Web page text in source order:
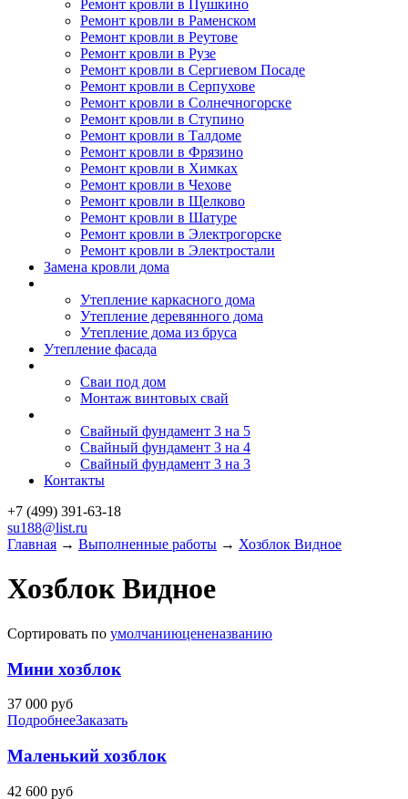
Ремонт кровли в Пушкино
Ремонт кровли в Раменском
Ремонт кровли в Реутове
Ремонт кровли в Рузе
Ремонт кровли в Сергиевом Посаде
Ремонт кровли в Серпухове
Ремонт кровли в Солнечногорске
Ремонт кровли в Ступино
Ремонт кровли в Талдоме
Ремонт кровли в Фрязино
Ремонт кровли в Химках
Ремонт кровли в Чехове
Ремонт кровли в Щелково
Ремонт кровли в Шатуре
Ремонт кровли в Электрогорске
Ремонт кровли в Электростали
Замена кровли дома
Утепление каркасного дома
Утепление деревянного дома
Утепление дома из бруса
Утепление фасада
Сваи под дом
Монтаж винтовых свай
Свайный фундамент 3 на 5
Свайный фундамент 3 на 4
Свайный фундамент 3 на 3
Контакты
+7 (499) 391-63-18
su188@list.ru
Главная → Выполненные работы → Хозблок Видное
Хозблок Видное
Сортировать по умолчаниюцененазванию
Мини хозблок
37 000 руб
ПодробнееЗаказать
Маленький хозблок
42 600 руб